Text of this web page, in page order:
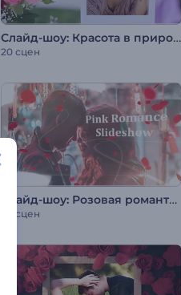
Слайд-шоу: Красота в природе
20 сцен
Слайд-шоу: Розовая романтика
20 сцен